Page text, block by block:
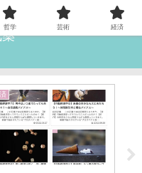
哲学 芸術 経済